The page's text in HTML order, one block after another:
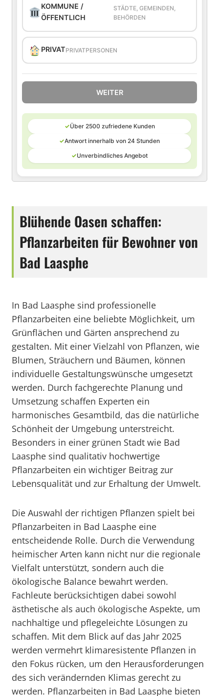
KOMMUNE /
ÖFFENTLICH
STÄDTE, GEMEINDEN,
BEHÖRDEN
PRIVATPRIVATPERSONEN
WEITER
✓Über 2500 zufriedene Kunden
✓Antwort innerhalb von 24 Stunden
✓Unverbindliches Angebot
Blühende Oasen schaffen:
Pflanzarbeiten für Bewohner von
Bad Laasphe
In Bad Laasphe sind professionelle
Pflanzarbeiten eine beliebte Möglichkeit, um
Grünflächen und Gärten ansprechend zu
gestalten. Mit einer Vielzahl von Pflanzen, wie
Blumen, Sträuchern und Bäumen, können
individuelle Gestaltungswünsche umgesetzt
werden. Durch fachgerechte Planung und
Umsetzung schaffen Experten ein
harmonisches Gesamtbild, das die natürliche
Schönheit der Umgebung unterstreicht.
Besonders in einer grünen Stadt wie Bad
Laasphe sind qualitativ hochwertige
Pflanzarbeiten ein wichtiger Beitrag zur
Lebensqualität und zur Erhaltung der Umwelt.
Die Auswahl der richtigen Pflanzen spielt bei
Pflanzarbeiten in Bad Laasphe eine
entscheidende Rolle. Durch die Verwendung
heimischer Arten kann nicht nur die regionale
Vielfalt unterstützt, sondern auch die
ökologische Balance bewahrt werden.
Fachleute berücksichtigen dabei sowohl
ästhetische als auch ökologische Aspekte, um
nachhaltige und pflegeleichte Lösungen zu
schaffen. Mit dem Blick auf das Jahr 2025
werden vermehrt klimaresistente Pflanzen in
den Fokus rücken, um den Herausforderungen
des sich verändernden Klimas gerecht zu
werden. Pflanzarbeiten in Bad Laasphe bieten